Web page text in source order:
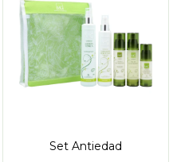
Set Antiedad